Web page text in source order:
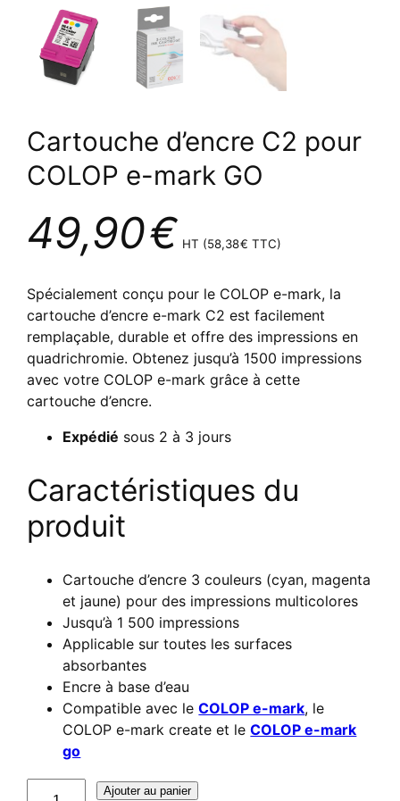
Cartouche d’encre C2 pour
COLOP e-mark GO
49,90€ HT (58,38€ TTC)
Spécialement conçu pour le COLOP e-mark, la
cartouche d’encre e-mark C2 est facilement
remplaçable, durable et offre des impressions en
quadrichromie. Obtenez jusqu’à 1500 impressions
avec votre COLOP e-mark grâce à cette
cartouche d’encre.
Expédié sous 2 à 3 jours
Caractéristiques du
produit
Cartouche d’encre 3 couleurs (cyan, magenta
et jaune) pour des impressions multicolores
Jusqu’à 1 500 impressions
Applicable sur toutes les surfaces
absorbantes
Encre à base d’eau
Compatible avec leCOLOP e-mark, le
COLOP e-mark create et leCOLOP e-mark
go
Ajouter au panier